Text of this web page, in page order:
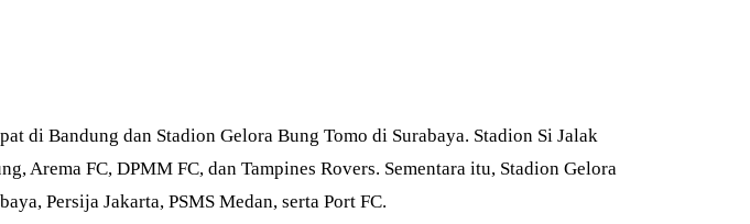
di Bandung dan Stadion Gelora Bung Tomo di Surabaya. Stadion Si Jalak
Arema FC, DPMM FC, dan Tampines Rovers. Sementara itu, Stadion Gelora
Persija Jakarta, PSMS Medan, serta Port FC.